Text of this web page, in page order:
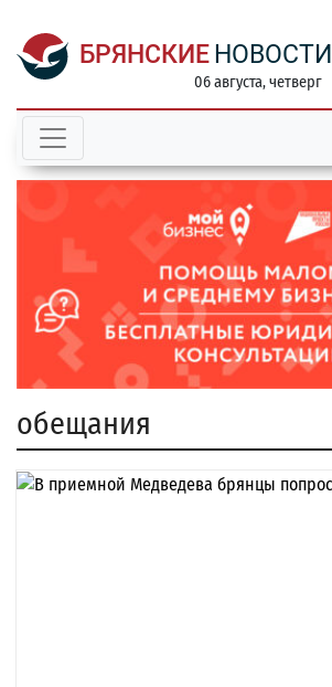
БРЯНСКИЕ НОВОСТИ
06 августа, четверг
обещания